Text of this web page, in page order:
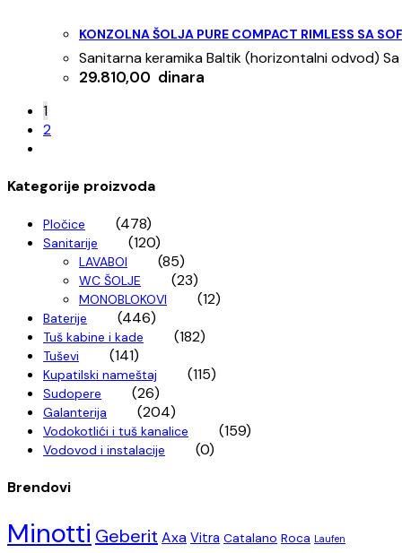
KONZOLNA ŠOLJA PURE COMPACT RIMLESS SA
Sanitarna keramika Baltik (horizontalni odvod)
29.810,00 dinara
1
2
Kategorije proizvoda
Pločice (478)
Sanitarije (120)
LAVABOI (85)
WC ŠOLJE (23)
MONOBLOKOVI (12)
Baterije (446)
Tuš kabine i kade (182)
Tuševi (141)
Kupatilski nameštaj (115)
Sudopere (26)
Galanterija (204)
Vodokotlići i tuš kanalice (159)
Vodovod i instalacije (0)
Brendovi
Minotti Geberit Axa Vitra Catalano Roca Laufen